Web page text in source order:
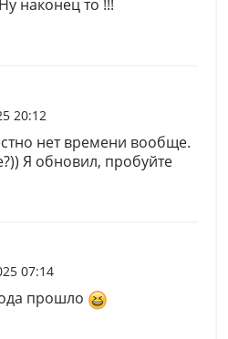
наконец то !!!
20:12
нет времени вообще.
Я обновил, пробуйте
07:14
прошло